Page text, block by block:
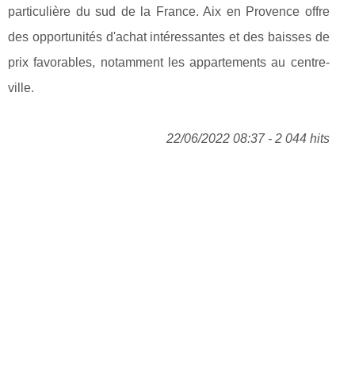
particulière du sud de la France. Aix en Provence offre
des opportunités d'achat intéressantes et des baisses de
prix favorables, notamment les appartements au centre-
ville.
22/06/2022 08:37 - 2 044 hits